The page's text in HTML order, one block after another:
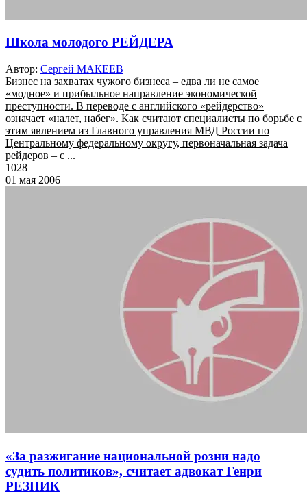
Школа молодого РЕЙДЕРА
Автор: Сергей МАКЕЕВ
Бизнес на захватах чужого бизнеса – едва ли не самое
«модное» и прибыльное направление экономической
преступности. В переводе с английского «рейдерство»
означает «налет, набег». Как считают специалисты по борьбе с
этим явлением из Главного управления МВД России по
Центральному федеральному округу, первоначальная задача
рейдеров – с ...
1028
01 мая 2006
«За разжигание национальной розни надо
судить политиков», считает адвокат Генри
РЕЗНИК